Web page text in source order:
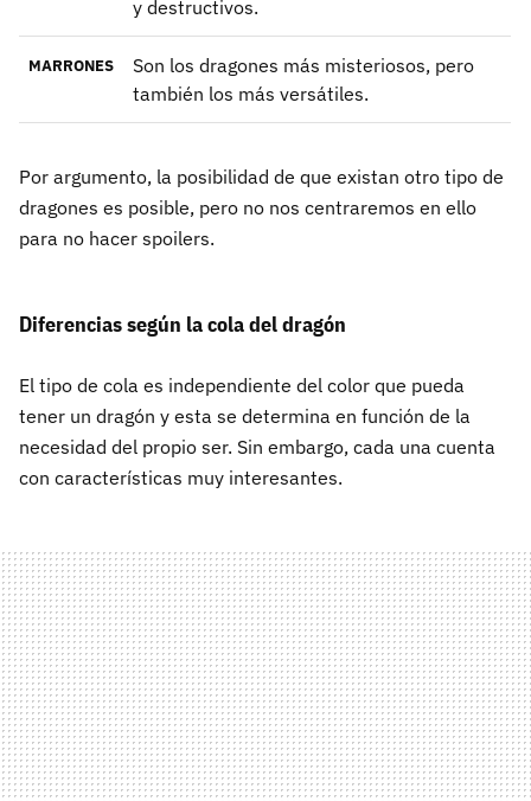
y destructivos.
MARRONES
Son los dragones más misteriosos, pero
también los más versátiles.
Por argumento, la posibilidad de que existan otro tipo de
dragones es posible, pero no nos centraremos en ello
para no hacer spoilers.
Diferencias según la cola del dragón
El tipo de cola es independiente del color que pueda
tener un dragón y esta se determina en función de la
necesidad del propio ser. Sin embargo, cada una cuenta
con características muy interesantes.